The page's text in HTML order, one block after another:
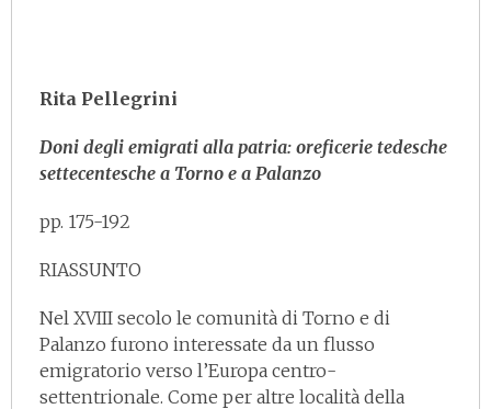
Rita Pellegrini
Doni degli emigrati alla patria: oreficerie tedesche
settecentesche a Torno e a Palanzo
pp. 175-192
RIASSUNTO
Nel XVIII secolo le comunità di Torno e di
Palanzo furono interessate da un flusso
emigratorio verso l’Europa centro-
settentrionale. Come per altre località della